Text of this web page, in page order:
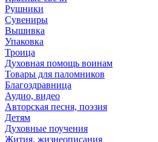
Рушники
Сувениры
Вышивка
Упаковка
Троица
Духовная помощь воинам
Товары для паломников
Благоздравница
Аудио, видео
Авторская песня, поэзия
Детям
Духовные поучения
Жития, жизнеописания